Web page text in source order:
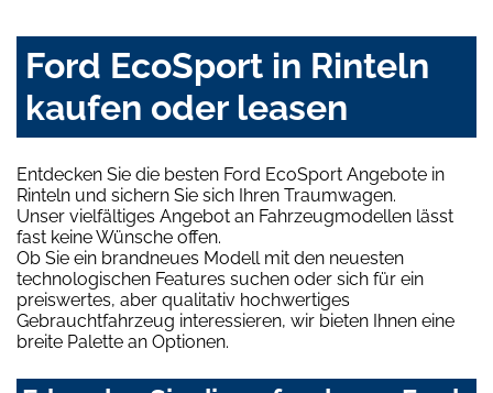
Ford EcoSport in Rinteln
kaufen oder leasen
Entdecken Sie die besten Ford EcoSport Angebote in
Rinteln und sichern Sie sich Ihren Traumwagen.
Unser vielfältiges Angebot an Fahrzeugmodellen lässt
fast keine Wünsche offen.
Ob Sie ein brandneues Modell mit den neuesten
technologischen Features suchen oder sich für ein
preiswertes, aber qualitativ hochwertiges
Gebrauchtfahrzeug interessieren, wir bieten Ihnen eine
breite Palette an Optionen.